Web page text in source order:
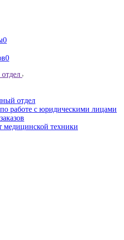
0
0
отдел
работе с юридическими лицами
медицинской техники